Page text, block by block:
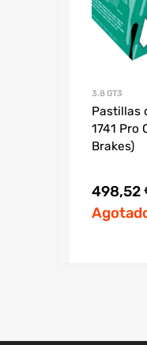
3.8 GT3
Pastillas
1741 Pro
Brakes)
498,52